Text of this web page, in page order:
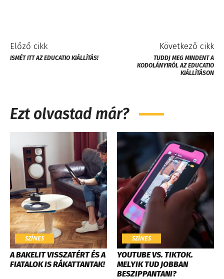
Előző cikk
ISMÉT ITT AZ EDUCATIO KIÁLLÍTÁS!
Következő cikk
TUDDJ MEG MINDENT A
KODOLÁNYIRÓL AZ EDUCATIO
KIÁLLÍTÁSON
Ezt olvastad már?
SZÍNES
A BAKELIT VISSZATÉRT ÉS A
FIATALOK IS RÁKATTANTAK!
SZÍNES
YOUTUBE VS. TIKTOK.
MELYIK TUD JOBBAN
BESZIPPANTANI?